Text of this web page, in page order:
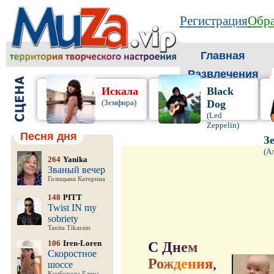
Регистрация
Главная
Развлечения
Искала
(Земфира)
Black
Dog
(Led
Zeppelin)
Песня дня
264 Yanika
Званый вечер
Голицына Катерина
148 PITT
Twist IN my
sobriety
Tanita Tikaram
106 Iren-Loren
Скоростное
шоссе
С Днем
Рождения,